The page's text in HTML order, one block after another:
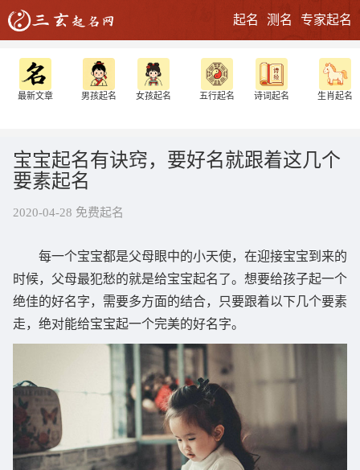
起名 测名 专家起名
最新文章 男孩起名 女孩起名 五行起名 诗词起名 生肖起名
宝宝起名有诀窍，要好名就跟着这几个
要素起名
2020-04-28 免费起名
每一个宝宝都是父母眼中的小天使，在迎接宝宝到来的
时候，父母最犯愁的就是给宝宝起名了。想要给孩子起一个
绝佳的好名字，需要多方面的结合，只要跟着以下几个要素
走，绝对能给宝宝起一个完美的好名字。